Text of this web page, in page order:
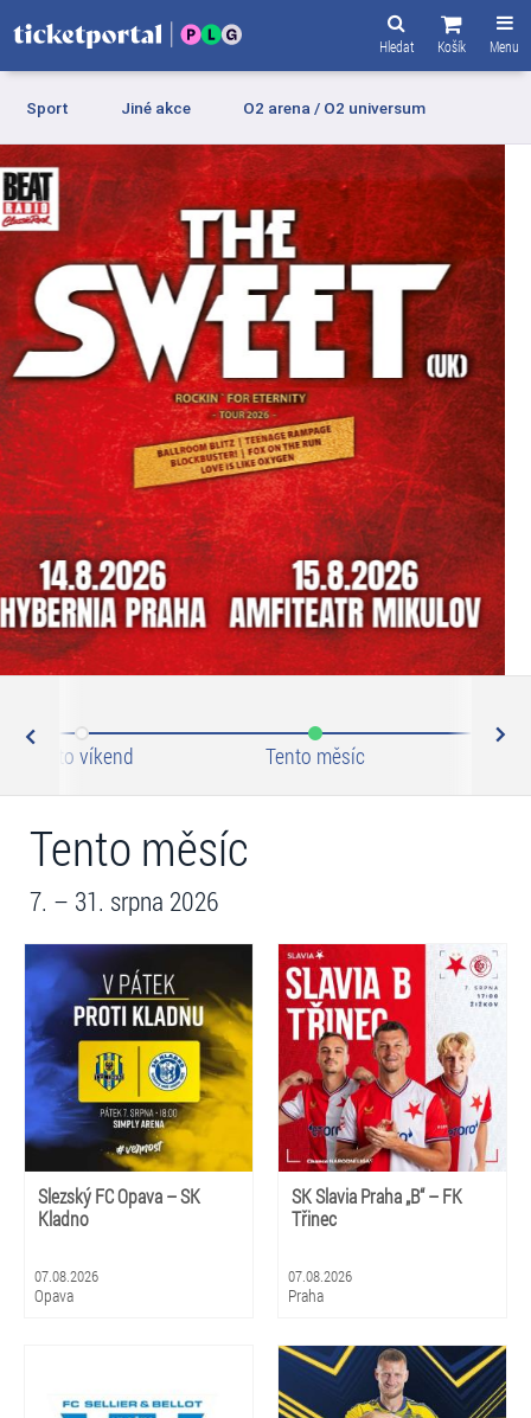
Menu
Košík
Hledat
Sport Jiné akce O2 arena / O2 universum
Tento víkend Tento měsíc
Tento měsíc
7. – 31. srpna 2026
Slezský FC Opava – SK
Kladno
07.08.2026
Opava
SK Slavia Praha „B“ – FK
Třinec
07.08.2026
Praha